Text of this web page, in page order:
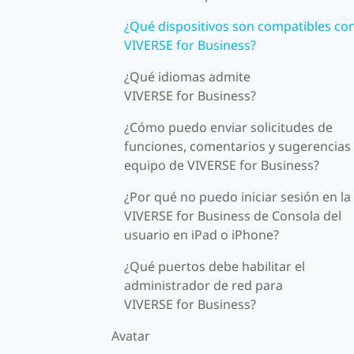
¿Qué dispositivos son compatibles
VIVERSE for Business?
¿Qué idiomas admite
VIVERSE for Business?
¿Cómo puedo enviar solicitudes de
funciones, comentarios y sugerencias
equipo de VIVERSE for Business?
¿Por qué no puedo iniciar sesión en la
VIVERSE for Business de Consola del
usuario en iPad o iPhone?
¿Qué puertos debe habilitar el
administrador de red para
VIVERSE for Business?
Avatar